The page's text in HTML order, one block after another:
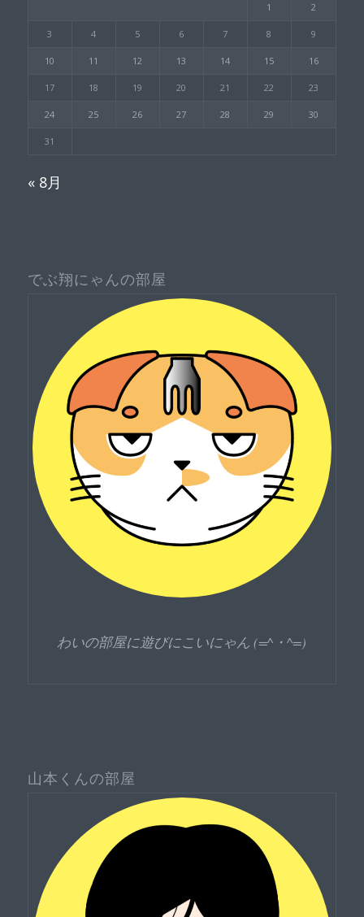
1 2
3 4 5 6 7 8 9
10 11 12 13 14 15 16
17 18 19 20 21 22 23
24 25 26 27 28 29 30
31
« 8月
でぶ翔にゃんの部屋
わいの部屋に遊びにこいにゃん (=^・^=)
山本くんの部屋